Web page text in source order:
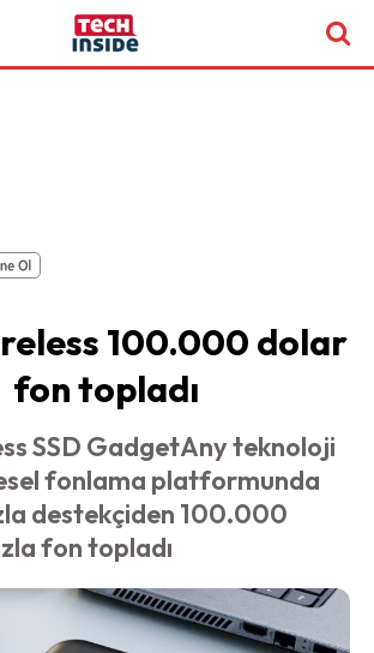
100.000 dolar
fon topladı
SSD GadgetAny teknoloji
fonlama platformunda
destekçiden 100.000
fon topladı